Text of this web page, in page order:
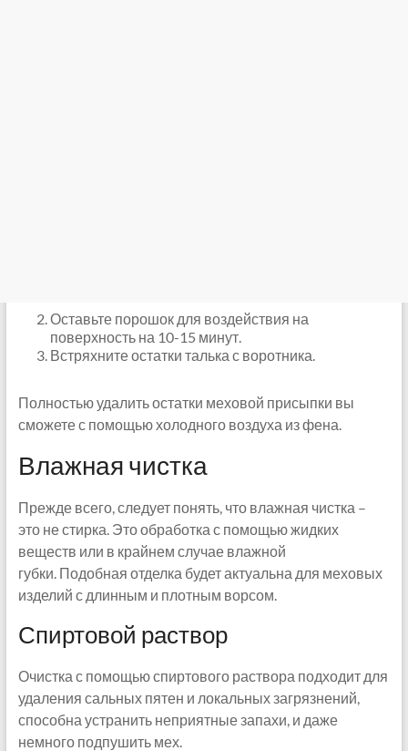
Оставьте порошок для воздействия на
поверхность на 10-15 минут.
Встряхните остатки талька с воротника.
Полностью удалить остатки меховой присыпки вы
сможете с помощью холодного воздуха из фена.
Влажная чистка
Прежде всего, следует понять, что влажная чистка –
это не стирка. Это обработка с помощью жидких
веществ или в крайнем случае влажной
губки. Подобная отделка будет актуальна для меховых
изделий с длинным и плотным ворсом.
Спиртовой раствор
Очистка с помощью спиртового раствора подходит для
удаления сальных пятен и локальных загрязнений,
способна устранить неприятные запахи, и даже
немного подпушить мех.